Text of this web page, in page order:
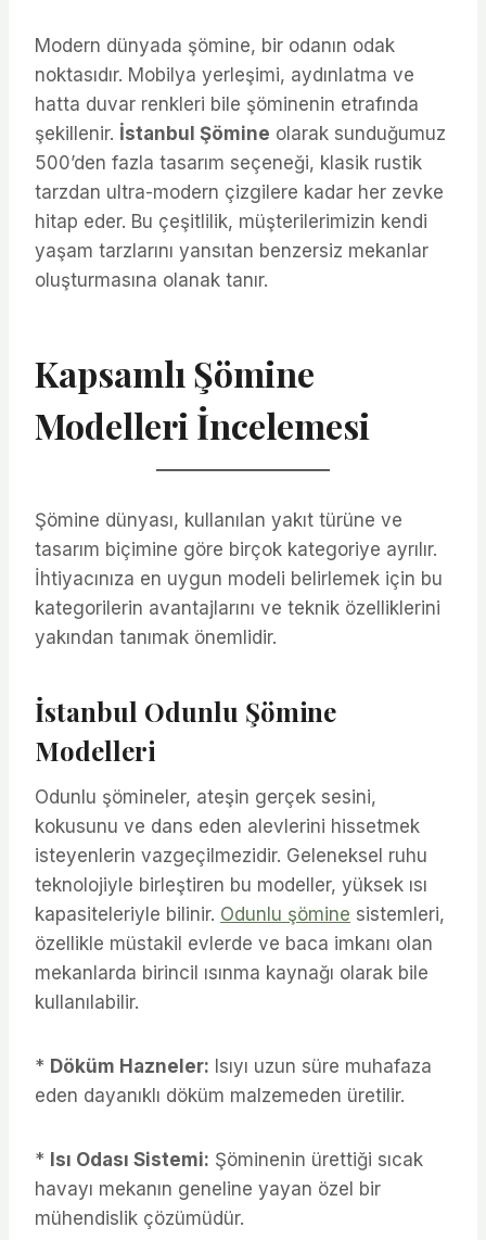
Modern dünyada şömine, bir odanın odak
noktasıdır. Mobilya yerleşimi, aydınlatma ve
hatta duvar renkleri bile şöminenin etrafında
şekillenir. İstanbul Şömine olarak sunduğumuz
500’den fazla tasarım seçeneği, klasik rustik
tarzdan ultra-modern çizgilere kadar her zevke
hitap eder. Bu çeşitlilik, müşterilerimizin kendi
yaşam tarzlarını yansıtan benzersiz mekanlar
oluşturmasına olanak tanır.
Kapsamlı Şömine
Modelleri İncelemesi
Şömine dünyası, kullanılan yakıt türüne ve
tasarım biçimine göre birçok kategoriye ayrılır.
İhtiyacınıza en uygun modeli belirlemek için bu
kategorilerin avantajlarını ve teknik özelliklerini
yakından tanımak önemlidir.
İstanbul Odunlu Şömine
Modelleri
Odunlu şömineler, ateşin gerçek sesini,
kokusunu ve dans eden alevlerini hissetmek
isteyenlerin vazgeçilmezidir. Geleneksel ruhu
teknolojiyle birleştiren bu modeller, yüksek ısı
kapasiteleriyle bilinir. Odunlu şömine sistemleri,
özellikle müstakil evlerde ve baca imkanı olan
mekanlarda birincil ısınma kaynağı olarak bile
kullanılabilir.
* Döküm Hazneler: Isıyı uzun süre muhafaza
eden dayanıklı döküm malzemeden üretilir.
* Isı Odası Sistemi: Şöminenin ürettiği sıcak
havayı mekanın geneline yayan özel bir
mühendislik çözümüdür.